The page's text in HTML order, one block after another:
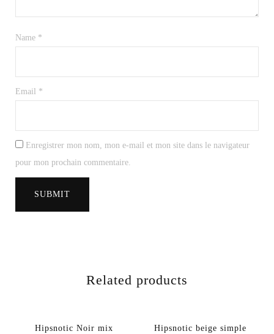
Name *
Email *
Enregistrer mon nom, mon e-mail et mon site dans le navigateur
pour mon prochain commentaire.
Related products
Hipsnotic Noir mix
Hipsnotic beige simple